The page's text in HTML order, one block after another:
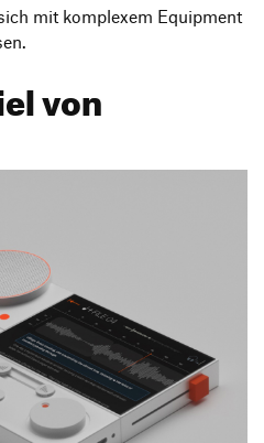
mit komplexem Equipment
von